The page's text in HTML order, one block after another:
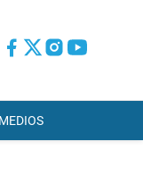
MEDIOS